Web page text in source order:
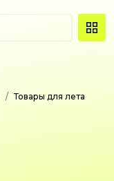
Товары для лета